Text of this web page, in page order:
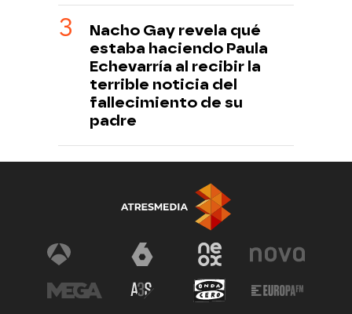
Nacho Gay revela qué
estaba haciendo Paula
Echevarría al recibir la
terrible noticia del
fallecimiento de su
padre